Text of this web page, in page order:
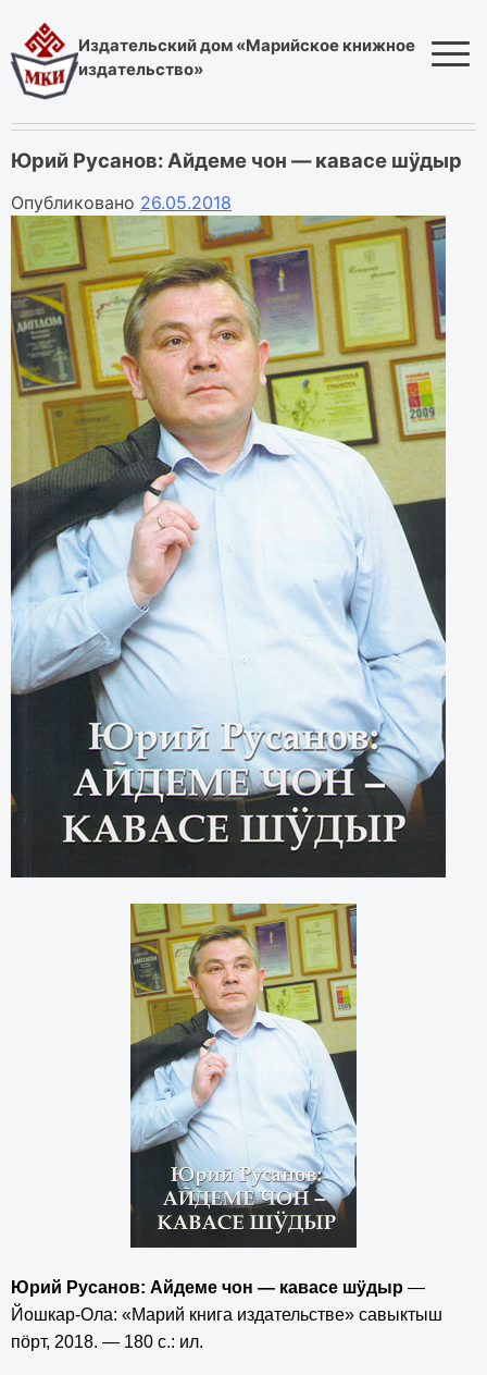
to
content
Издательский дом «Марийское книжное
издательство»
Юрий Русанов: Айдеме чон — кавасе шӱдыр
Опубликовано 26.05.2018
Юрий Русанов: Айдеме чон — кавасе шӱдыр —
Йошкар-Ола: «Марий книга издательстве» савыктыш
пӧрт, 2018. — 180 с.: ил.